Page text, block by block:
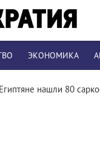
ЭКОНОМИКА
Египтяне нашли 80